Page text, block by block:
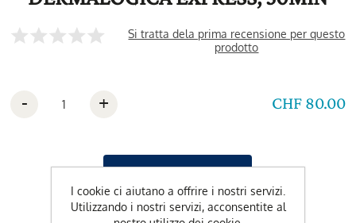
Si tratta dela prima recensione per questo
prodotto
CHF 80.00
- +
I cookie ci aiutano a offrire i nostri servizi.
Utilizzando i nostri servizi, acconsentite al